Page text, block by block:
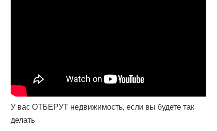
У вас ОТБЕРУТ недвижимость, если вы будете так
делать